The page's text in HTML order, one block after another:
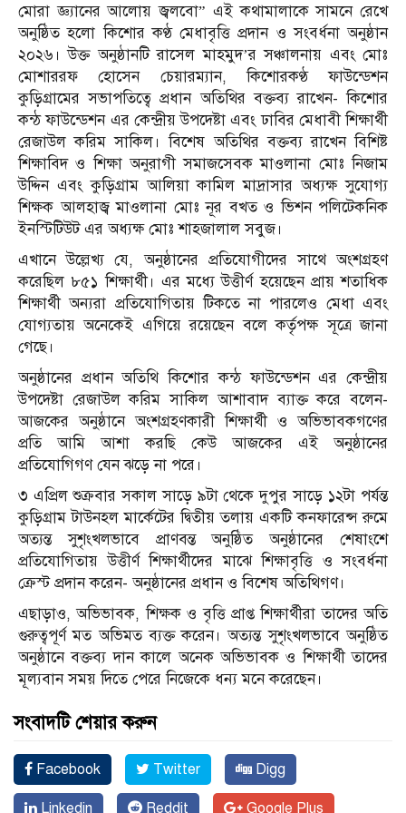
মোরা জ্ঞ্যানের আলোয় জ্বলবো” এই কথামালাকে সামনে রেখে
অনুষ্ঠিত হলো কিশোর কণ্ঠ মেধাবৃত্তি প্রদান ও সংবর্ধনা অনুষ্ঠান
২০২৬। উক্ত অনুষ্ঠানটি রাসেল মাহমুদ’র সঞ্চালনায় এবং মোঃ
মোশাররফ হোসেন চেয়ারম্যান, কিশোরকণ্ঠ ফাউন্ডেশন
কুড়িগ্রামের সভাপতিত্বে প্রধান অতিথির বক্তব্য রাখেন- কিশোর
কন্ঠ ফাউন্ডেশন এর কেন্দ্রীয় উপদেষ্টা এবং ঢাবির মেধাবী শিক্ষার্থী
রেজাউল করিম সাকিল। বিশেষ অতিথির বক্তব্য রাখেন বিশিষ্ট
শিক্ষাবিদ ও শিক্ষা অনুরাগী সমাজসেবক মাওলানা মোঃ নিজাম
উদ্দিন এবং কুড়িগ্রাম আলিয়া কামিল মাদ্রাসার অধ্যক্ষ সুযোগ্য
শিক্ষক আলহাজ্ব মাওলানা মোঃ নূর বখত ও ভিশন পলিটেকনিক
ইনস্টিটিউট এর অধ্যক্ষ মোঃ শাহজালাল সবুজ।
এখানে উল্লেখ্য যে, অনুষ্ঠানের প্রতিযোগীদের সাথে অংশগ্রহণ
করেছিল ৮৫১ শিক্ষার্থী। এর মধ্যে উত্তীর্ণ হয়েছেন প্রায় শতাধিক
শিক্ষার্থী অন্যরা প্রতিযোগিতায় টিকতে না পারলেও মেধা এবং
যোগ্যতায় অনেকেই এগিয়ে রয়েছেন বলে কর্তৃপক্ষ সূত্রে জানা
গেছে।
অনুষ্ঠানের প্রধান অতিথি কিশোর কন্ঠ ফাউন্ডেশন এর কেন্দ্রীয়
উপদেষ্টা রেজাউল করিম সাকিল আশাবাদ ব্যাক্ত করে বলেন-
আজকের অনুষ্ঠানে অংশগ্রহণকারী শিক্ষার্থী ও অভিভাবকগণের
প্রতি আমি আশা করছি কেউ আজকের এই অনুষ্ঠানের
প্রতিযোগিগণ যেন ঝড়ে না পরে।
৩ এপ্রিল শুক্রবার সকাল সাড়ে ৯টা থেকে দুপুর সাড়ে ১২টা পর্যন্ত
কুড়িগ্রাম টাউনহল মার্কেটের দ্বিতীয় তলায় একটি কনফারেন্স রুমে
অত্যন্ত সুশৃংখলভাবে প্রাণবন্ত অনুষ্ঠিত অনুষ্ঠানের শেষাংশে
প্রতিযোগিতায় উত্তীর্ণ শিক্ষার্থীদের মাঝে শিক্ষাবৃত্তি ও সংবর্ধনা
ক্রেস্ট প্রদান করেন- অনুষ্ঠানের প্রধান ও বিশেষ অতিথিগণ।
এছাড়াও, অভিভাবক, শিক্ষক ও বৃত্তি প্রাপ্ত শিক্ষার্থীরা তাদের অতি
গুরুত্বপূর্ণ মত অভিমত ব্যক্ত করেন। অত্যন্ত সুশৃংখলভাবে অনুষ্ঠিত
অনুষ্ঠানে বক্তব্য দান কালে অনেক অভিভাবক ও শিক্ষার্থী তাদের
মূল্যবান সময় দিতে পেরে নিজেকে ধন্য মনে করেছেন।
সংবাদটি শেয়ার করুন
Facebook Twitter Digg
Linkedin Reddit Google Plus